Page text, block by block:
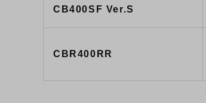
CB400SF Ver.S
CBR400RR